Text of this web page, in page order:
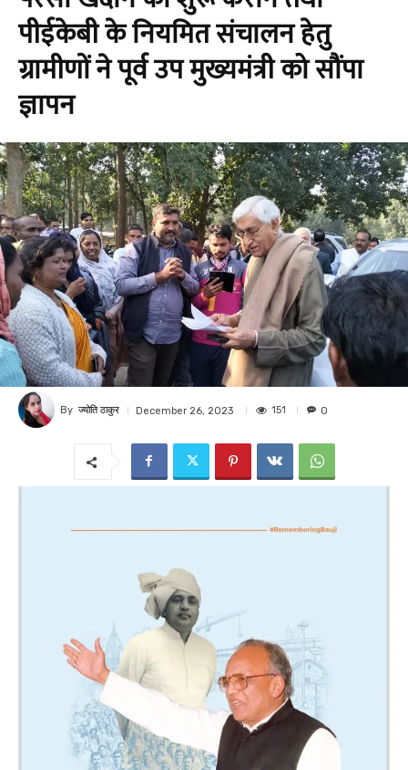
पीईकेबी के नियमित संचालन हेतु
ग्रामीणों ने पूर्व उप मुख्यमंत्री को सौंपा
ज्ञापन
By ज्योति ठाकुर December 26, 2023 151 0